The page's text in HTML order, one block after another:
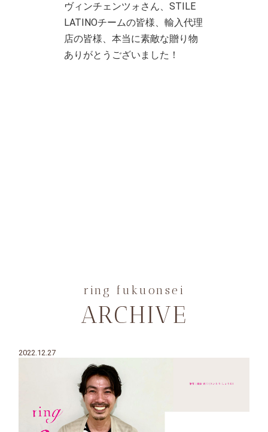
ヴィンチェンツォさん、STILE
LATINOチームの皆様、輸入代理
店の皆様、本当に素敵な贈り物
ありがとうございました！
ring fukuonsei
ARCHIVE
2022.12.27